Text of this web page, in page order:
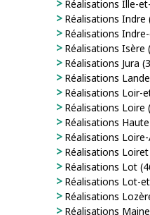
Réalisations Ille-
Réalisations Indre
Réalisations
Réalisations Isère
Réalisations Jura
Réalisations
Réalisations Loir-
Réalisations Loire
Réalisations
Réalisations
Réalisations Loiret
Réalisations Lot
Réalisations Lot-
Réalisations
Réalisations